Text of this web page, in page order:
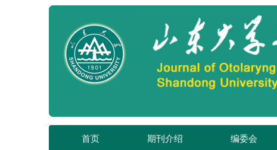
首页 期刊介绍 编委会